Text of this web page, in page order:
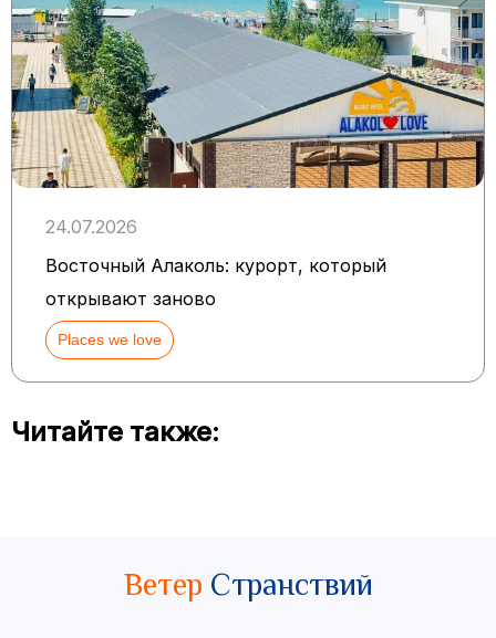
24.07.2026
Восточный Алаколь: курорт, который
открывают заново
Places we love
Читайте также:
Ветер Странствий